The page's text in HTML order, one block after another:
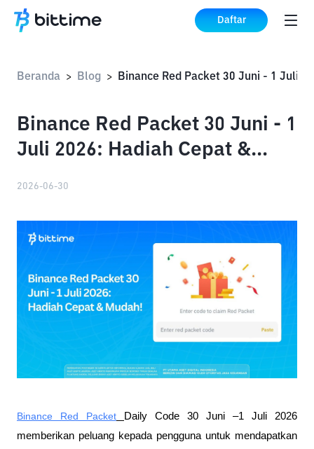
Daftar
Beranda > Blog >
Binance Red Packet 30 Juni - 1
Juli 2026: Hadiah Cepat &
2026-06-30
Binance Red Packet
Daily Code 30 Juni –1 Juli 2026
memberikan peluang kepada pengguna untuk mendapatkan